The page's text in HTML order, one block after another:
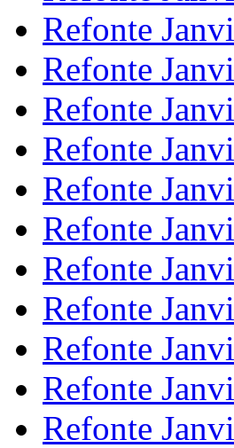
Refonte
Refonte
Refonte
Refonte
Refonte
Refonte
Refonte
Refonte
Refonte
Refonte
Refonte